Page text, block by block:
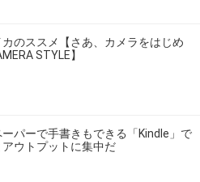
のススメ【さあ、カメラをはじめ
STYLE】
パーで手書きもできる「Kindle」で
ウトプットに集中だ